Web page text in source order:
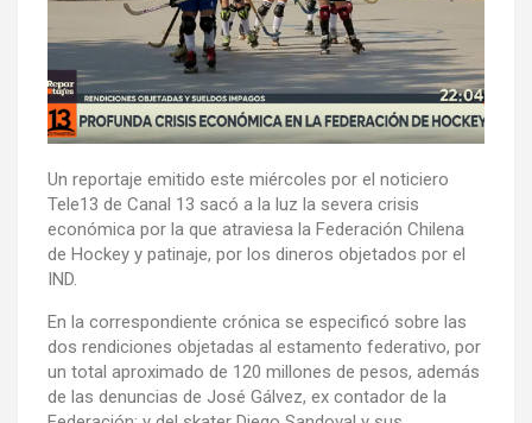
k
Un reportaje emitido este miércoles por el noticiero
Tele13 de Canal 13 sacó a la luz la severa crisis
económica por la que atraviesa la Federación Chilena
de Hockey y patinaje, por los dineros objetados por el
IND.
En la correspondiente crónica se especificó sobre las
dos rendiciones objetadas al estamento federativo, por
un total aproximado de 120 millones de pesos, además
de las denuncias de José Gálvez, ex contador de la